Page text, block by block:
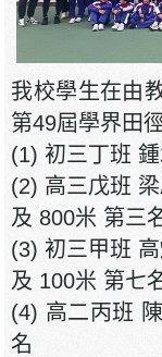
我校學生在由
第49屆學界田
(1) 初三丁班
(2) 高三戊班
及 800米 第三
(3) 初三甲班
及 100米 第七
(4) 高二丙班
名